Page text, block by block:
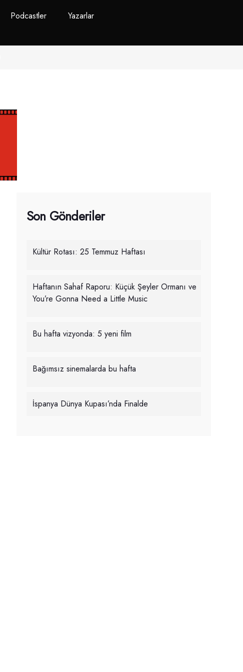
Podcastler Yazarlar
Son Gönderiler
Kültür Rotası: 25 Temmuz Haftası
Haftanın Sahaf Raporu: Küçük Şeyler Ormanı ve
You’re Gonna Need a Little Music
Bu hafta vizyonda: 5 yeni film
Bağımsız sinemalarda bu hafta
İspanya Dünya Kupası’nda Finalde